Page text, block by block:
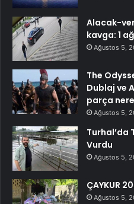
Alacak-
kavga: 1
Ağustos 5,
The
Dublaj ve
parça
Ağustos 5,
Turhal’da
Vurdu
Ağustos 5,
ÇAYKUR
Ağustos 5,